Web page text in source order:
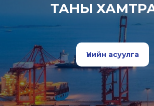
ТАНЫ
Үнийн асуулга